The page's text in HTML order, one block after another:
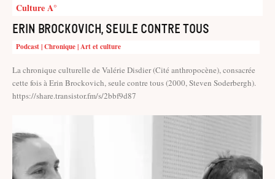
Culture A°
Erin Brockovich, seule contre tous
Podcast | Chronique | Art et culture
La chronique culturelle de Valérie Disdier (Cité anthropocène), consacrée
cette fois à Erin Brockovich, seule contre tous (2000, Steven Soderbergh).
https://share.transistor.fm/s/2bbf9d87